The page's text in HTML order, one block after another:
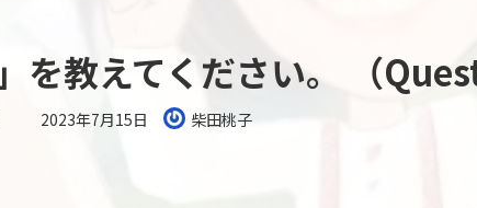
を教えてください。 （
最
終
2023年7月15日 柴田桃子